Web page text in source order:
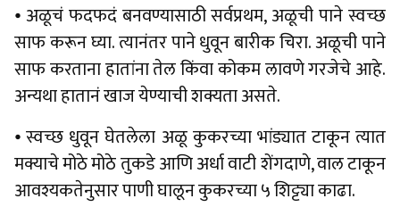
⦁ अळूचं फदफदं बनवण्यासाठी सर्वप्रथम, अळूची पाने स्वच्छ
साफ करून घ्या. त्यानंतर पाने धुवून बारीक चिरा. अळूची पाने
साफ करताना हातांना तेल किंवा कोकम लावणे गरजेचे आहे.
अन्यथा हातानं खाज येण्याची शक्यता असते.
⦁ स्वच्छ धुवून घेतलेला अळू कुकरच्या भांड्यात टाकून त्यात
मक्याचे मोठे मोठे तुकडे आणि अर्धा वाटी शेंगदाणे, वाल टाकून
आवश्यकतेनुसार पाणी घालून कुकरच्या ५ शिट्ट्या काढा.